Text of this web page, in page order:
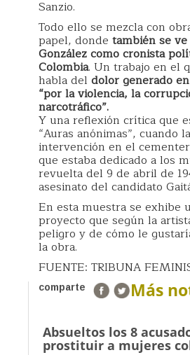
Sanzio.
Todo ello se mezcla con
papel, donde también se
González como cronista
Colombia. Un trabajo en el
habla del dolor generado
“por la violencia, la
narcotráfico”.
Y una reflexión crítica que
“Auras anónimas”, cuando
intervención en el
que estaba dedicado a los
revuelta del 9 de abril de
asesinato del candidato
En esta muestra se exhibe
proyecto que según la
peligro y de cómo le
la obra.
FUENTE: TRIBUNA
comparte Más
Absueltos los 8
prostituir a mujeres